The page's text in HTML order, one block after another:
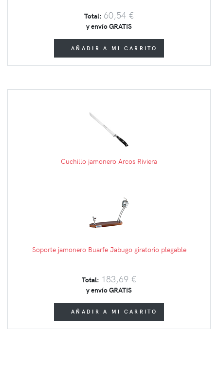
Total: 60,54 €
y envío GRATIS
AÑADIR A MI CARRITO
Cuchillo jamonero Arcos Riviera
Soporte jamonero Buarfe Jabugo giratorio plegable
Total: 183,69 €
y envío GRATIS
AÑADIR A MI CARRITO